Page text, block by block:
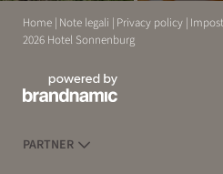
Home | Note legali | Privacy policy |
2026 Hotel Sonnenburg
PARTNER